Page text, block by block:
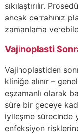
sıkılaştırılır.
ancak cerrahınız
zamanlama
Vajinoplasti
Vajinoplastiden
kliniğe alınır –
eşzamanlı olarak
süre bir geceye
iyileşme sürecinde
enfeksiyon